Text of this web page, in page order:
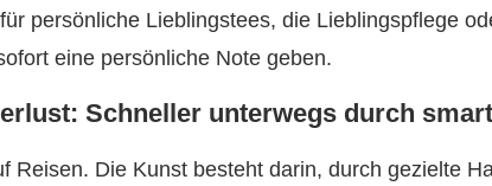
persönliche Lieblingstees, die Lieblingspflege
eine persönliche Note geben.
Schneller unterwegs durch
Reisen. Die Kunst besteht darin, durch gezielte